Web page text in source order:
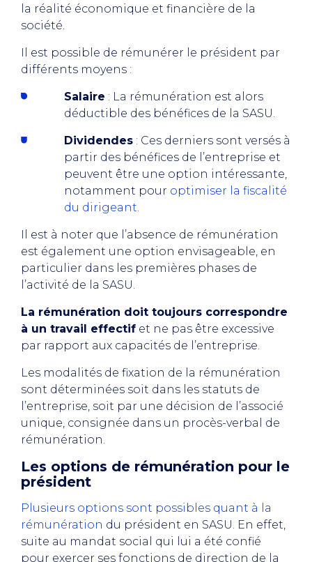
la réalité économique et financière de la
société.
Il est possible de rémunérer le président par
différents moyens :
Salaire : La rémunération est alors
déductible des bénéfices de la SASU.
Dividendes : Ces derniers sont versés à
partir des bénéfices de l’entreprise et
peuvent être une option intéressante,
notamment pour optimiser la fiscalité
du dirigeant.
Il est à noter que l’absence de rémunération
est également une option envisageable, en
particulier dans les premières phases de
l’activité de la SASU.
La rémunération doit toujours correspondre
à un travail effectif et ne pas être excessive
par rapport aux capacités de l’entreprise.
Les modalités de fixation de la rémunération
sont déterminées soit dans les statuts de
l’entreprise, soit par une décision de l’associé
unique, consignée dans un procès-verbal de
rémunération.
Les options de rémunération pour le
président
Plusieurs options sont possibles quant à la
rémunération du président en SASU. En effet,
suite au mandat social qui lui a été confié
pour exercer ses fonctions de direction de la